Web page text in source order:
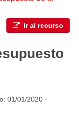
Ir al recurso
01/01/2020 -